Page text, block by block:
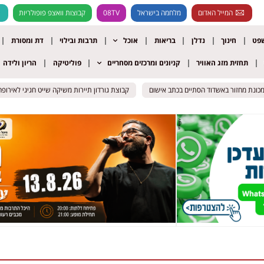
המייל האדום מלחמה בישראל 08TV קבוצות וואצפ פופולריות
חינוך נדלן בריאות אוכל תרבות ובילוי דת ומסורת
תחזית מזג האוויר קניונים ומרכזים מסחריים פוליטיקה הריון ולידה
מחזור באשדוד הסתיים בכתב אישום קבוצת גורדון תיירות משיקה שייט חגיגי מחזור באשדוד הסתיים בכתב אישום קבוצת גורדון תיירות משיקה שייט חגיגי